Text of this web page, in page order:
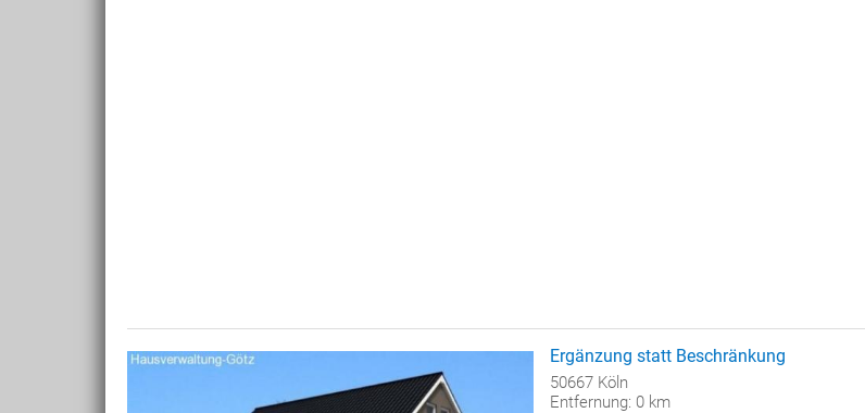
Ergänzung statt Beschränkung
50667 Köln
Entfernung: 0 km